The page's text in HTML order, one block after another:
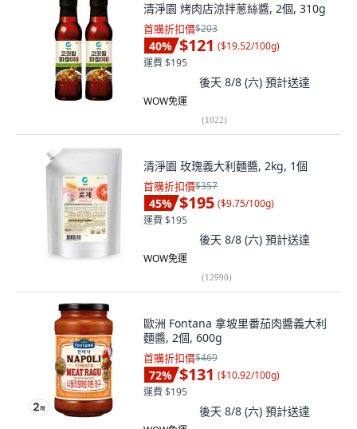
清淨園 烤肉店涼拌蔥絲醬, 2個, 310g
首購折扣價$203
40% $121 ($19.52/100g)
運費 $195
後天 8/8 (六) 預計送達
WOW免運
(1022)
清淨園 玫瑰義大利麵醬, 2kg, 1個
首購折扣價$357
45% $195 ($9.75/100g)
運費 $195
後天 8/8 (六) 預計送達
WOW免運
(12990)
歐洲 Fontana 拿坡里番茄肉醬義大利
麵醬, 2個, 600g
首購折扣價$469
72% $131 ($10.92/100g)
運費 $195
後天 8/8 (六) 預計送達